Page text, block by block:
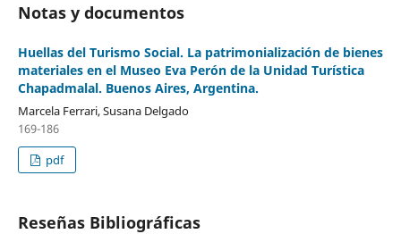
Notas y documentos
Huellas del Turismo Social. La patrimonialización de bienes
materiales en el Museo Eva Perón de la Unidad Turística
Chapadmalal. Buenos Aires, Argentina.
Marcela Ferrari, Susana Delgado
169-186
pdf
Reseñas Bibliográficas